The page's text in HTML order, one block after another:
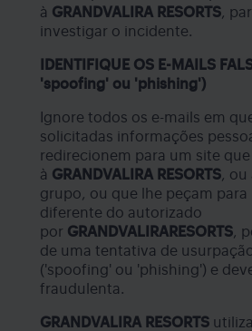
à GRANDVALIRA RESORTS,
investigar o incidente.
IDENTIFIQUE OS E-MAILS
'spoofing' ou 'phishing')
Ignore todos os e-mails em
solicitadas informações
redirecionem para um site
à GRANDVALIRA RESORTS, ou
grupo, ou que lhe peçam
diferente do autorizado
por GRANDVALIRARESORTS,
de uma tentativa de
('spoofing' ou 'phishing') e
fraudulenta.
GRANDVALIRA RESORTS